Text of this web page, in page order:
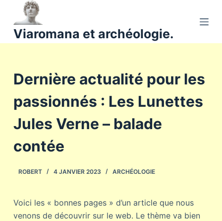
a
u
o
Viaromana et archéologie.
Dernière actualité pour les
passionnés : Les Lunettes
Jules Verne – balade
contée
ROBERT 4 JANVIER 2023 ARCHÉOLOGIE
Voici les « bonnes pages » d’un article que nous
venons de découvrir sur le web. Le thème va bien